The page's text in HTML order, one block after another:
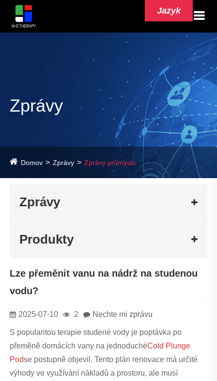
Jazyk
Zprávy
Domov Zprávy Zprávy průmyslu
Zprávy
Produkty
Lze přeměnit vanu na nádrž na studenou
vodu?
2025-07-10 2 Nechte mi zprávu
S popularitou terapie studené vody je poptávka po
přeměně domácích vany na jednoduchéCold Plunge
Podse postupně objevil. Tento plán renovace má určité
výhody ve využívání nákladů a prostoru, ale musí